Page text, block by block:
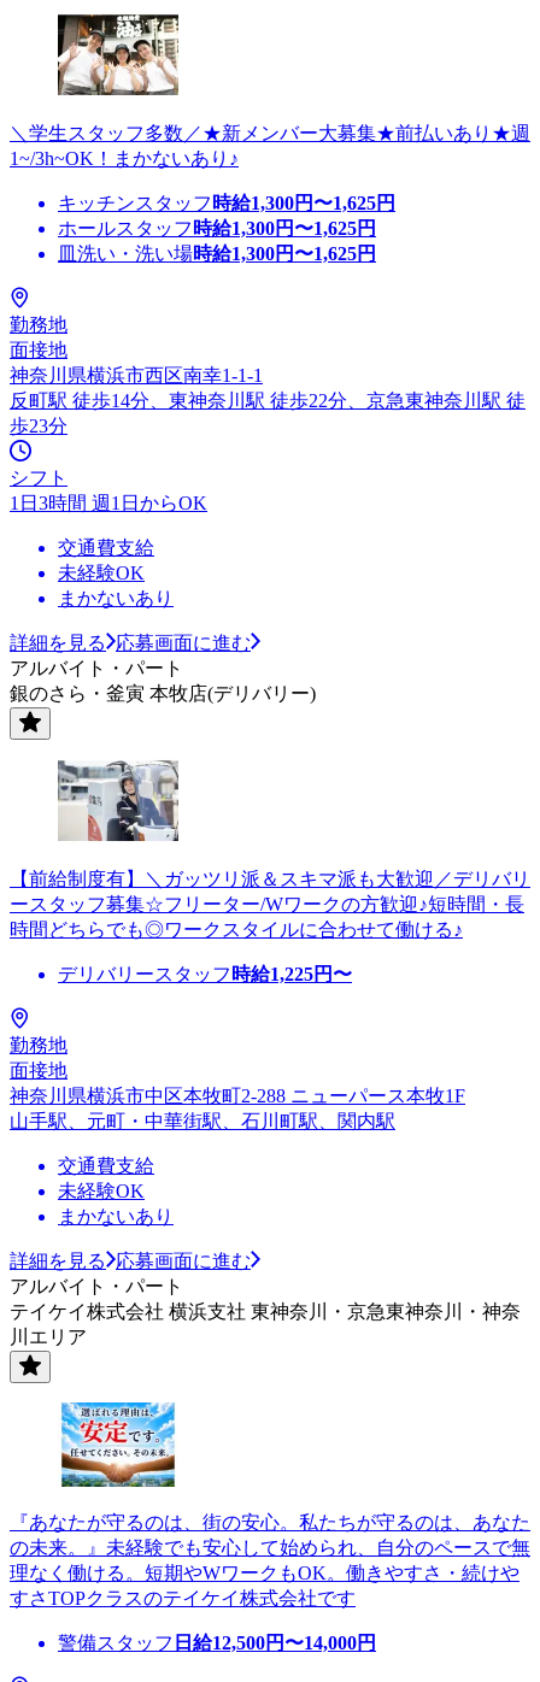
＼学生スタッフ多数／★新メンバー大募集★前払いあり★週
1~/3h~OK！まかないあり♪
キッチンスタッフ 時給1,300円〜1,625円
ホールスタッフ 時給1,300円〜1,625円
皿洗い・洗い場時給1,300円〜1,625円
勤務地
面接地
神奈川県横浜市西区南幸1-1-1
反町駅 徒歩14分、東神奈川駅 徒歩22分、京急東神奈川駅 徒
歩23分
シフト
1日3時間 週1日からOK
交通費支給
未経験OK
まかないあり
詳細を見る
応募画面に進む
アルバイト・パート
銀のさら・釜寅 本牧店(デリバリー)
【前給制度有】＼ガッツリ派＆スキマ派も大歓迎／デリバリ
ースタッフ募集☆フリーター/Wワークの方歓迎♪短時間・長
時間どちらでも◎ワークスタイルに合わせて働ける♪
デリバリースタッフ 時給1,225円〜
勤務地
面接地
神奈川県横浜市中区本牧町2-288 ニューパース本牧1F
山手駅、元町・中華街駅、石川町駅、関内駅
交通費支給
未経験OK
まかないあり
詳細を見る
応募画面に進む
アルバイト・パート
テイケイ株式会社 横浜支社 東神奈川・京急東神奈川・神奈
川エリア
『あなたが守るのは、街の安心。私たちが守るのは、あなた
の未来。』未経験でも安心して始められ、自分のペースで無
理なく働ける。短期やWワークもOK。働きやすさ・続けや
すさTOPクラスのテイケイ株式会社です
警備スタッフ 日給12,500円〜14,000円